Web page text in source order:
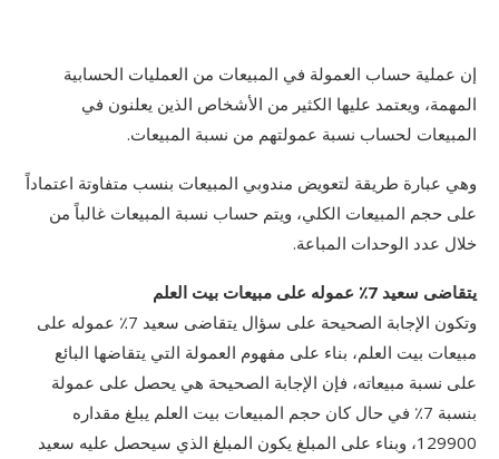
إن عملية حساب العمولة في المبيعات من العمليات الحسابية
المهمة، ويعتمد عليها الكثير من الأشخاص الذين يعلنون في
المبيعات لحساب نسبة عمولتهم من نسبة المبيعات.
وهي عبارة طريقة لتعويض مندوبي المبيعات بنسب متفاوتة اعتماداً
على حجم المبيعات الكلي، ويتم حساب نسبة المبيعات غالباً من
خلال عدد الوحدات المباعة.
يتقاضى سعيد 7٪ عموله على مبيعات بيت العلم
وتكون الإجابة الصحيحة على سؤال يتقاضى سعيد 7٪ عموله على
مبيعات بيت العلم، بناء على مفهوم العمولة التي يتقاضها البائع
على نسبة مبيعاته، فإن الإجابة الصحيحة هي يحصل على عمولة
بنسبة 7٪ في حال كان حجم المبيعات بيت العلم يبلغ مقداره
129900، وبناء على المبلغ يكون المبلغ الذي سيحصل عليه سعيد